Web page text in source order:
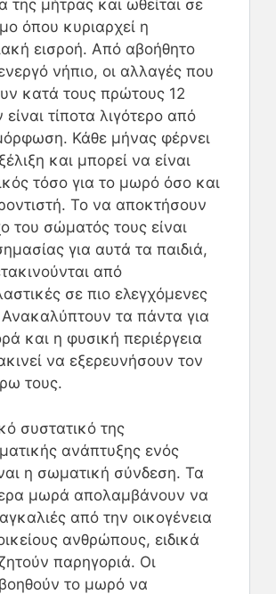
της μήτρας και ωθείται σε
όπου κυριαρχεί η
εισροή. Από αβοήθητο
νήπιο, οι αλλαγές που
κατά τους πρώτους 12
είναι τίποτα λιγότερο από
Κάθε μήνας φέρνει
και μπορεί να είναι
τόσο για το μωρό όσο και
Το να αποκτήσουν
του σώματός τους είναι
για αυτά τα παιδιά,
από
σε πιο ελεγχόμενες
Ανακαλύπτουν τα πάντα για
και η φυσική περιέργεια
να εξερευνήσουν τον
τους.
συστατικό της
ανάπτυξης ενός
η σωματική σύνδεση. Τα
μωρά απολαμβάνουν να
από την οικογένεια
ανθρώπους, ειδικά
παρηγοριά. Οι
βοηθούν το μωρό να